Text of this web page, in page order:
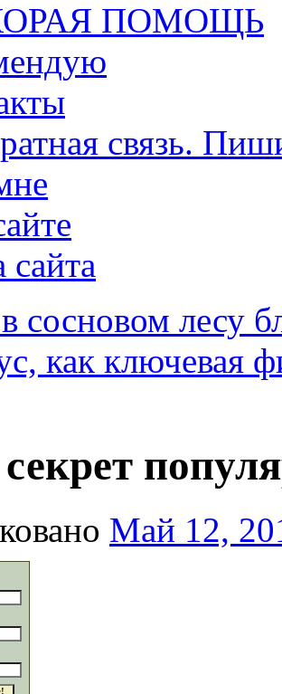
ПОМОЩЬ
связь.
сайта
сосновом лесу
как ключевая
Май 12,